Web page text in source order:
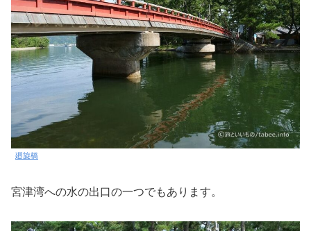
廻旋橋
宮津湾への水の出口の一つでもあります。